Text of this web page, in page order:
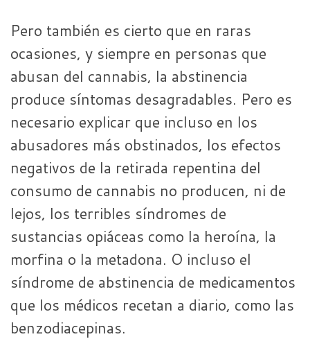
Pero también es cierto que en raras
ocasiones, y siempre en personas que
abusan del cannabis, la abstinencia
produce síntomas desagradables. Pero es
necesario explicar que incluso en los
abusadores más obstinados, los efectos
negativos de la retirada repentina del
consumo de cannabis no producen, ni de
lejos, los terribles síndromes de
sustancias opiáceas como la heroína, la
morfina o la metadona. O incluso el
síndrome de abstinencia de medicamentos
que los médicos recetan a diario, como las
benzodiacepinas.